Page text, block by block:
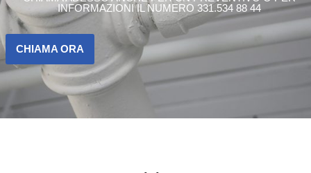
INFORMAZIONI IL NUMERO 331.534 88 44
CHIAMA ORA